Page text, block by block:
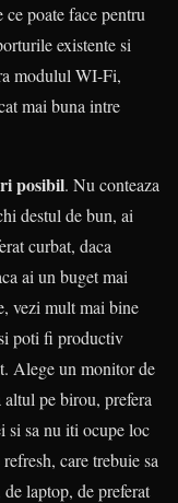
poate face pentru
existente si
modulul WI-Fi,
mai buna intre
posibil. Nu conteaza
destul de bun, ai
curbat, daca
ai un buget mai
vezi mult mai bine
poti fi productiv
Alege un monitor de
pe birou, prefera
si sa nu iti ocupe loc
care trebuie sa
laptop, de preferat